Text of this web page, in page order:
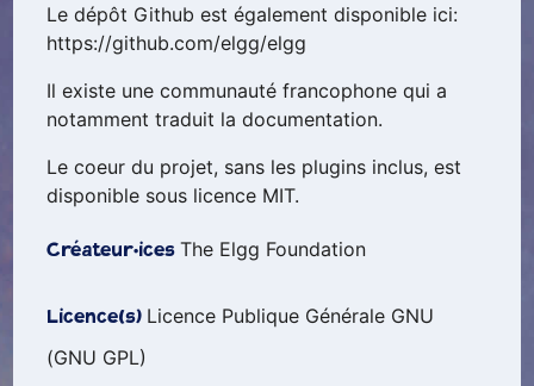
Le dépôt Github est également disponible ici:
https://github.com/elgg/elgg
Il existe une communauté francophone qui a
notamment traduit la documentation.
Le coeur du projet, sans les plugins inclus, est
disponible sous licence MIT.
Créateur·ices The Elgg Foundation
Licence(s) Licence Publique Générale GNU
(GNU GPL)